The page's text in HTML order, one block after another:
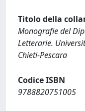
Titolo della
Monografie del
Letterarie.
Chieti-Pescara
Codice ISBN
9788820751005